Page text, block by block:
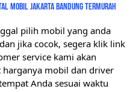
mobil jakarta bandung termurah
pilih mobil yang anda
jika cocok, segera klik link
service kami akan
harganya mobil dan driver
Anda sesuai waktu